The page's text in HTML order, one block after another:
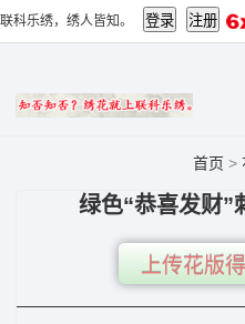
联科乐绣，绣人皆知。
首页 >
绿色“恭喜发财”
上传花版